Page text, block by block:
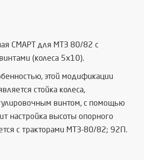
СМАРТ для МТЗ 80/82 с
(колеса 5х10).
этой модификации
стойка колеса,
винтом, с помощью
настройка высоты опорного
с тракторами МТЗ-80/82; 92П.